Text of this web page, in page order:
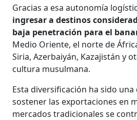
Gracias a esa autonomía
ingresar a destinos
baja penetración para el
Medio Oriente, el norte de
Siria, Azerbaiyán, Kazajistán y
cultura musulmana.
Esta diversificación ha sido una
sostener las exportaciones en
mercados tradicionales se